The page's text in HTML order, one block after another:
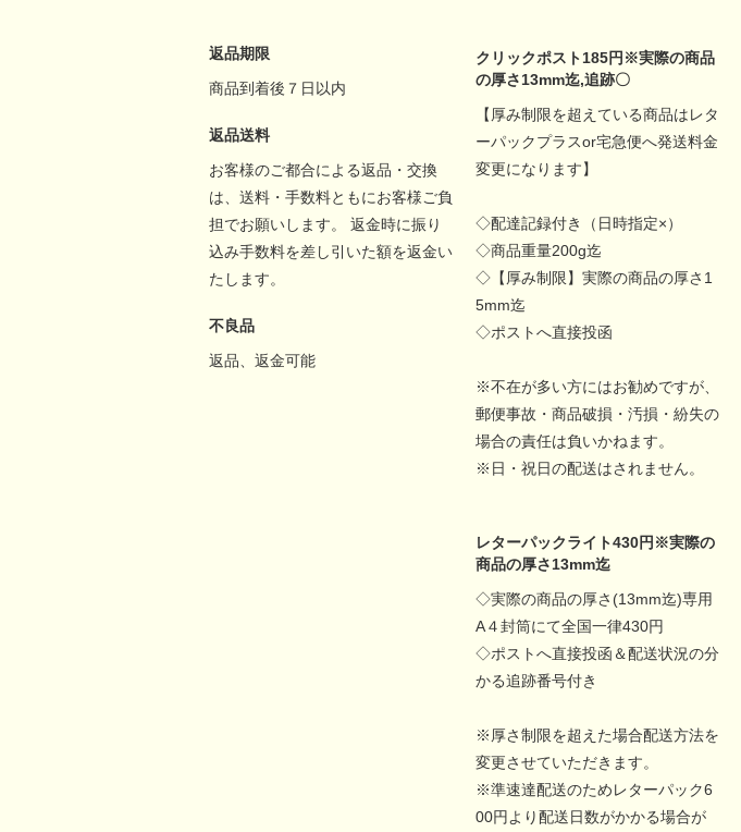
返品期限
商品到着後７日以内
返品送料
お客様のご都合による返品・交換
は、送料・手数料ともにお客様ご負
担でお願いします。 返金時に振り
込み手数料を差し引いた額を返金い
たします。
不良品
返品、返金可能
クリックポスト185円※実際の商品
の厚さ13mm迄,追跡〇
【厚み制限を超えている商品はレタ
ーパックプラスor宅急便へ発送料金
変更になります】
◇配達記録付き（日時指定×）
◇商品重量200g迄
◇【厚み制限】実際の商品の厚さ1
5mm迄
◇ポストへ直接投函
※不在が多い方にはお勧めですが、
郵便事故・商品破損・汚損・紛失の
場合の責任は負いかねます。
※日・祝日の配送はされません。
レターパックライト430円※実際の
商品の厚さ13mm迄
◇実際の商品の厚さ(13mm迄)専用
A４封筒にて全国一律430円
◇ポストへ直接投函＆配送状況の分
かる追跡番号付き
※厚さ制限を超えた場合配送方法を
変更させていただきます。
※準速達配送のためレターパック6
00円より配送日数がかかる場合が